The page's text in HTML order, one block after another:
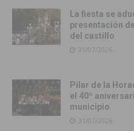
La fiesta se
presentación
del castillo
31/07/2026
Pilar de la
el 40º
municipio
31/07/2026